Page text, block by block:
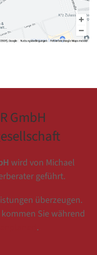
GmbH
wird von Michael
geführt.
überzeugen.
Sie während
.